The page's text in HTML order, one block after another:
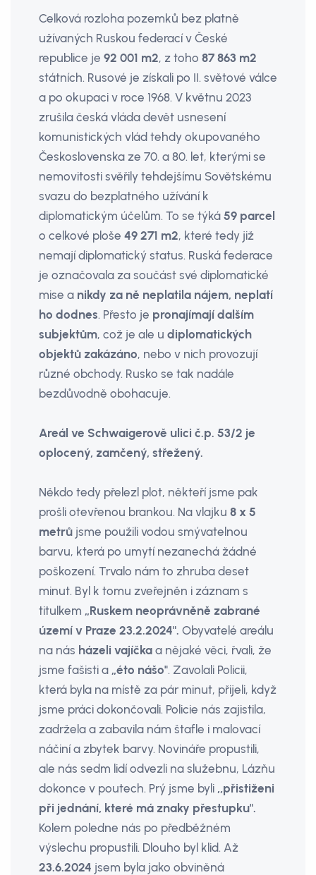
Celková rozloha pozemků bez­ platně
užívaných Ruskou federací v České
republice je 92 001 m2, z toho 87 863 m2
státních. Rusové je získali po II. světové válce
a po okupaci v roce 1968. V květnu 2023
zrušila česká vláda devět usnesení
komunistických vlád tehdy okupovaného
Československa ze 70. a 80. let, kterými se
nemovitosti svěřily tehdejšímu Sovětskému
svazu do bezplatného užívání k
diplomatickým účelům. To se týká 59 parcel
o celkové ploše 49 271 m2, které tedy již
nemají diplomatický status. Ruská federace
je označovala za součást své diplomatické
mise a nikdy za ně neplatila nájem, neplatí
ho dodnes. Přesto je pronajímají dalším
subjektům, což je ale u diploma­tických
objektů zakázáno, nebo v nich provozují
různé obchody. Rusko se tak nadále
bezdůvodně obohacuje.
Areál ve Schwaigerově ulici č.p. 53/2 je
oplocený, zamčený, střežený.
Někdo tedy přelezl plot, někteří jsme pak
pro­šli otevřenou brankou. Na vlajku 8 x 5
metrů jsme použili vodou smývatelnou
barvu, která po umytí nezanechá žádné
poškození. Trvalo nám to zhruba deset
minut. Byl k tomu zveřejněn i záznam s
titulkem „Ruskem neoprávněně zabrané
území v Praze 23.2.2024". Obyvatelé areálu
na nás házeli vajíčka a nějaké věci, řvali, že
jsme fašisti a „éto nášo". Zavolali Policii,
která byla na místě za pár minut, přijeli, když
jsme práci dokončovali. Policie nás zajistila,
zadržela a zabavila nám štafle i malovací
náčiní a zbytek barvy. Novináře propustili,
ale nás sedm lidí odvezli na služebnu, Lázňu
dokonce v poutech. Prý jsme byli ,,přistiženi
při jednání, které má znaky přestupku".
Kolem poledne nás po předběžném
výslechu propustili. Dlou­ho byl klid. Až
23.6.2024 jsem byla jako obviněná